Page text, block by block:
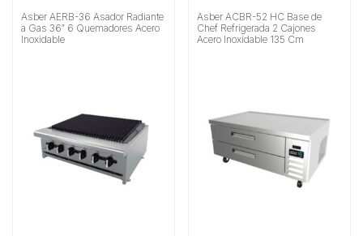
Asber AERB-36 Asador Radiante
a Gas 36″ 6 Quemadores Acero
Inoxidable
Asber ACBR-52 HC Base de
Chef Refrigerada 2 Cajones
Acero Inoxidable 135 Cm